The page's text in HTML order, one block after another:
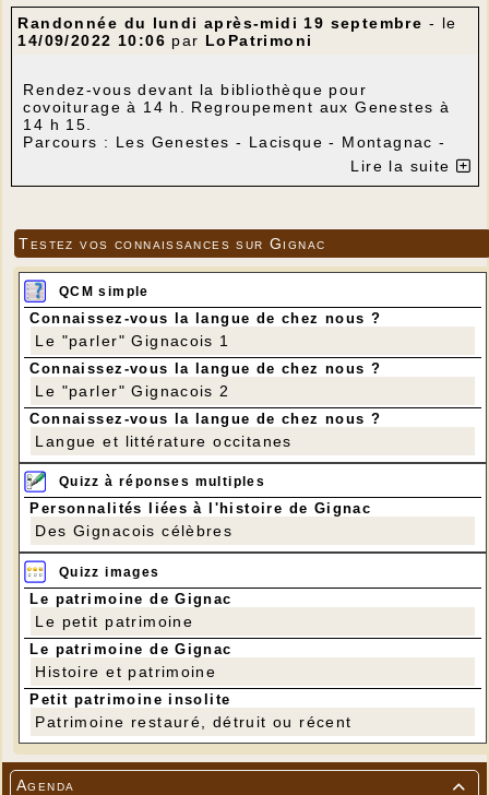

Agenda
Randonnée du lundi après-midi 19 septembre - le
14/09/2022 10:06 par LoPatrimoni
Rendez-vous devant la bibliothèque pour
covoiturage à 14 h. Regroupement aux Genestes à
14 h 15.
Parcours : Les Genestes - Lacisque - Montagnac -
Lire la suite
Testez vos connaissances sur Gignac
QCM simple
Connaissez-vous la langue de chez nous ?
Le "parler" Gignacois 1
Connaissez-vous la langue de chez nous ?
Le "parler" Gignacois 2
Connaissez-vous la langue de chez nous ?
Langue et littérature occitanes
Quizz à réponses multiples
Personnalités liées à l'histoire de Gignac
Des Gignacois célèbres
Quizz images
Le patrimoine de Gignac
Le petit patrimoine
Le patrimoine de Gignac
Histoire et patrimoine
Petit patrimoine insolite
Patrimoine restauré, détruit ou récent